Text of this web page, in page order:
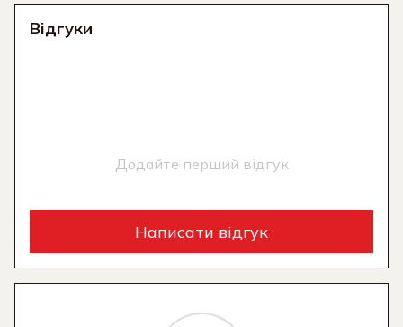
Відгуки
Додайте перший відгук
Написати відгук